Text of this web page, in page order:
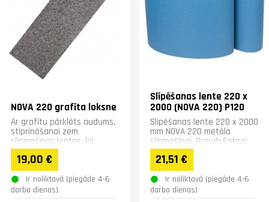
NOVA 220 grafīta loksne
Ar grafītu pārklāts audums,
stiprināšanai zem
slīpmašīnas lentes, lai
novērstu berzi un karstumu.
19,00 €
Ir noliktavā (piegāde 4-6
darba dienas)
Slīpēšanas lente 220 x
2000 (NOVA 220) P120
Slīpēšanas lente 220 x 2000
mm NOVA 220 metāla
slīpmašīnai. Grauds&nbsp;
P120
21,51 €
Ir noliktavā (piegāde 4-6
darba dienas)